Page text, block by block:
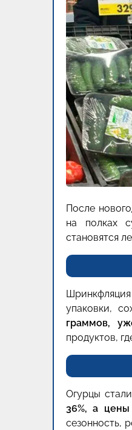
После
на полках
становятся
упаковки,
граммов,
продуктов,
Огурцы
36%, а
сезонность,